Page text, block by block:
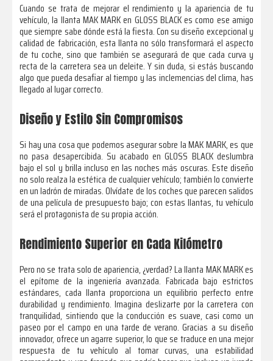
Cuando se trata de mejorar el rendimiento y la apariencia de tu
vehículo, la llanta MAK MARK en GLOSS BLACK es como ese amigo
que siempre sabe dónde está la fiesta. Con su diseño excepcional y
calidad de fabricación, esta llanta no sólo transformará el aspecto
de tu coche, sino que también se asegurará de que cada curva y
recta de la carretera sea un deleite. Y sin duda, si estás buscando
algo que pueda desafiar al tiempo y las inclemencias del clima, has
llegado al lugar correcto.
Diseño y Estilo Sin Compromisos
Si hay una cosa que podemos asegurar sobre la MAK MARK, es que
no pasa desapercibida. Su acabado en GLOSS BLACK deslumbra
bajo el sol y brilla incluso en las noches más oscuras. Este diseño
no solo realza la estética de cualquier vehículo; también lo convierte
en un ladrón de miradas. Olvídate de los coches que parecen salidos
de una película de presupuesto bajo; con estas llantas, tu vehículo
será el protagonista de su propia acción.
Rendimiento Superior en Cada Kilómetro
Pero no se trata solo de apariencia, ¿verdad? La llanta MAK MARK es
el epítome de la ingeniería avanzada. Fabricada bajo estrictos
estándares, cada llanta proporciona un equilibrio perfecto entre
durabilidad y rendimiento. Imagina deslizarte por la carretera con
tranquilidad, sintiendo que la conducción es suave, casi como un
paseo por el campo en una tarde de verano. Gracias a su diseño
innovador, ofrece un agarre superior, lo que se traduce en una mejor
respuesta de tu vehículo al tomar curvas, una estabilidad